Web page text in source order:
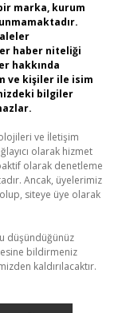
marka, kurum
haber niteliği
hakkında
ve kişiler ile isim
bilgiler
ve İletişim
olarak hizmet
olarak denetleme
Ancak, üyelerimiz
siteye üye olarak
düşündüğünüz
bildirmeniz
kaldırılacaktır.